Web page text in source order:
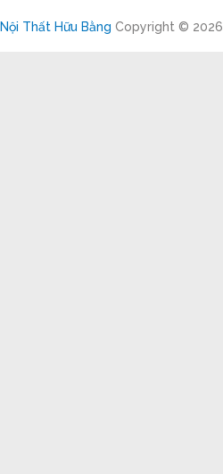
Nội Thất Hữu Bằng Copyright © 2026.